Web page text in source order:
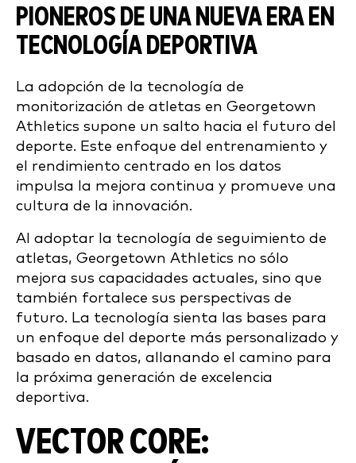
PIONEROS DE UNA NUEVA ERA EN
TECNOLOGÍA DEPORTIVA
La adopción de la tecnología de
monitorización de atletas en Georgetown
Athletics supone un salto hacia el futuro del
deporte. Este enfoque del entrenamiento y
el rendimiento centrado en los datos
impulsa la mejora continua y promueve una
cultura de la innovación.
Al adoptar la tecnología de seguimiento de
atletas, Georgetown Athletics no sólo
mejora sus capacidades actuales, sino que
también fortalece sus perspectivas de
futuro. La tecnología sienta las bases para
un enfoque del deporte más personalizado y
basado en datos, allanando el camino para
la próxima generación de excelencia
deportiva.
VECTOR CORE: